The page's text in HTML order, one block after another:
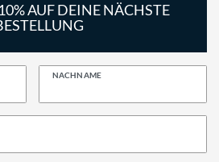
AUF DEINE NÄCHSTE
NACHNAME